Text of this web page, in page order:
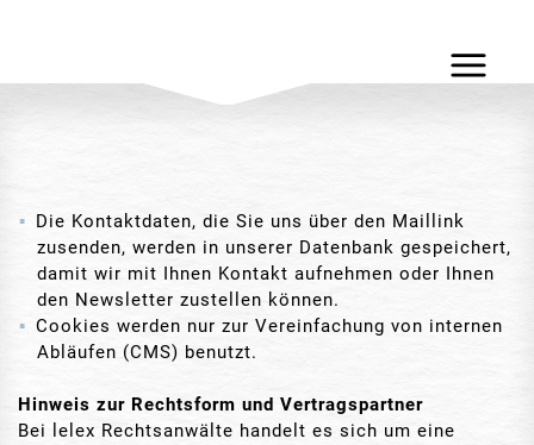
Die Kontaktdaten, die Sie uns über den Maillink
zusenden, werden in unserer Datenbank gespeichert,
damit wir mit Ihnen Kontakt aufnehmen oder Ihnen
den Newsletter zustellen können.
Cookies werden nur zur Vereinfachung von internen
Abläufen (CMS) benutzt.
Hinweis zur Rechtsform und Vertragspartner
Bei lelex Rechtsanwälte handelt es sich um eine